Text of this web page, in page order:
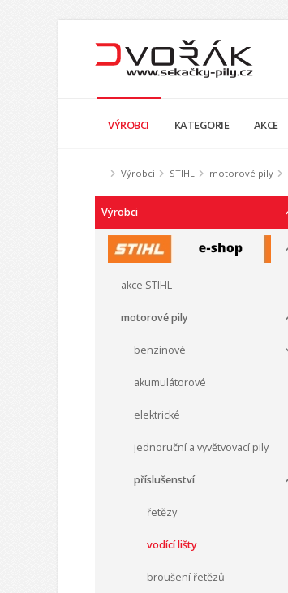
VÝROBCI KATEGORIE AKCE
Výrobci STIHL motorové pily
Výrobci
akce STIHL
motorové pily
benzinové
akumulátorové
elektrické
jednoruční a vyvětvovací pily
příslušenství
řetězy
vodící lišty
broušení řetězů